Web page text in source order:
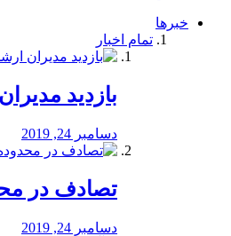
خبرها
تمام اخبار
بازدید
دسامبر 24, 2019
تصادف در
دسامبر 24, 2019